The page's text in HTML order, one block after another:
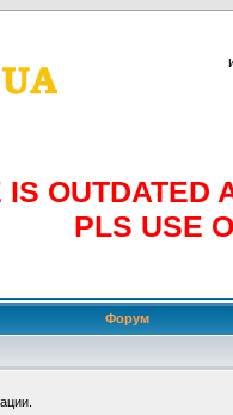
IS OUTDATED
PLS USE
Форум